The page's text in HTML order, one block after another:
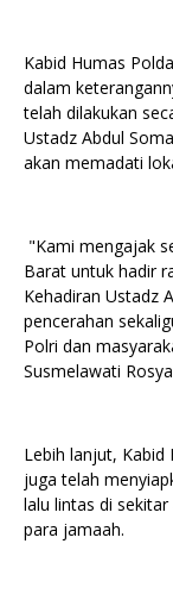
Kabid Humas
dalam
telah dilakukan
Ustadz Abdul
akan memadati
"Kami mengajak
Barat untuk hadir
Kehadiran Ustadz
pencerahan
Polri dan
Susmelawati
Lebih lanjut, Kabid
juga telah
lalu lintas di
para jamaah.